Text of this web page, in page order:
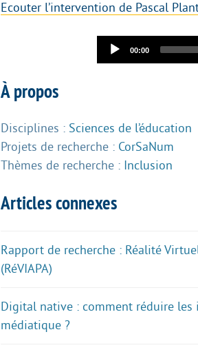
Ecouter l’intervention de Pascal
Current
00:00
À propos
Disciplines : Sciences de l’éducation
Projets de recherche : CorSaNum
Thèmes de recherche : Inclusion
Articles connexes
Rapport de recherche : Réalité
(RéVIAPA)
Digital native : comment réduire les
médiatique ?